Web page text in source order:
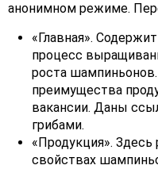
анонимном режиме.
«Главная».
процесс
роста
преимущества
вакансии. Даны
грибами.
«Продукция». Здесь
свойствах